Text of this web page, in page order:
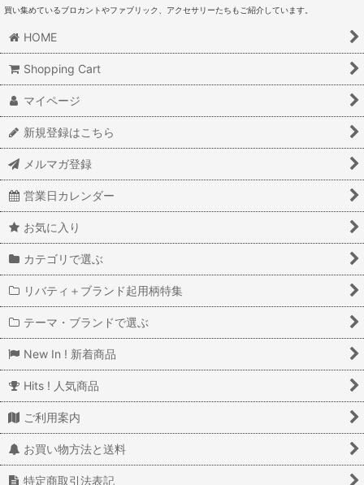
買い集めているブロカントやファブリック、アクセサリーたちもご紹介しています。
HOME
Shopping Cart
マイページ
新規登録はこちら
メルマガ登録
営業日カレンダー
お気に入り
カテゴリで選ぶ
リバティ＋ブランド起用柄特集
テーマ・ブランドで選ぶ
New In ! 新着商品
Hits ! 人気商品
ご利用案内
お買い物方法と送料
特定商取引法表記